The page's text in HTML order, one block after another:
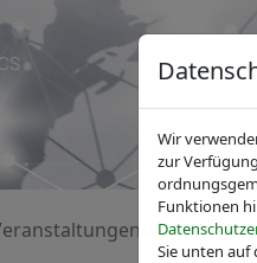
News
Wir
zur
Funktionen
Sie unten auf